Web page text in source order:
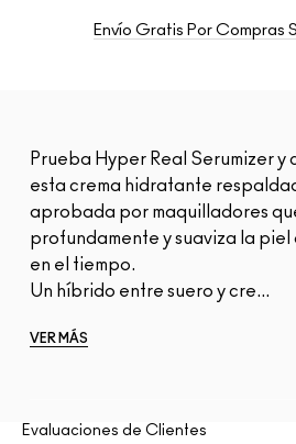
Envío Gratis Por Compras
Prueba Hyper Real Serumizer y
esta crema hidratante
aprobada por maquilladores
profundamente y suaviza la piel
en el tiempo.
Un híbrido entre suero y cre...
VER MÁS
Evaluaciones de Clientes